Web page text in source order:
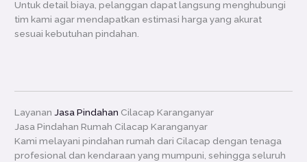
Untuk detail biaya, pelanggan dapat langsung menghubungi
tim kami agar mendapatkan estimasi harga yang akurat
sesuai kebutuhan pindahan.
LayananJasa Pindahan Cilacap Karanganyar
Jasa Pindahan Rumah Cilacap Karanganyar
Kami melayani pindahan rumah dari Cilacap dengan tenaga
profesional dan kendaraan yang mumpuni, sehingga seluruh